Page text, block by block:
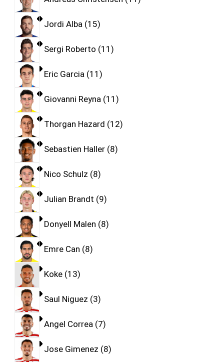
Jordi Alba 15
Sergi Roberto 11
Eric Garcia 11
Giovanni Reyna 11
Thorgan Hazard 12
Sebastien Haller 8
Nico Schulz 8
Julian Brandt 9
Donyell Malen 8
Emre Can 8
Koke 13
Saul Niguez 3
Angel Correa 7
Jose Gimenez 8